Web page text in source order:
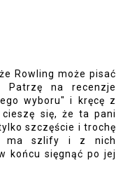
Rowling może pisać
Patrzę na recenzje
wyboru" i kręcę z
cieszę się, że ta pani
szczęście i trochę
ma szlify i z nich
końcu sięgnąć po jej